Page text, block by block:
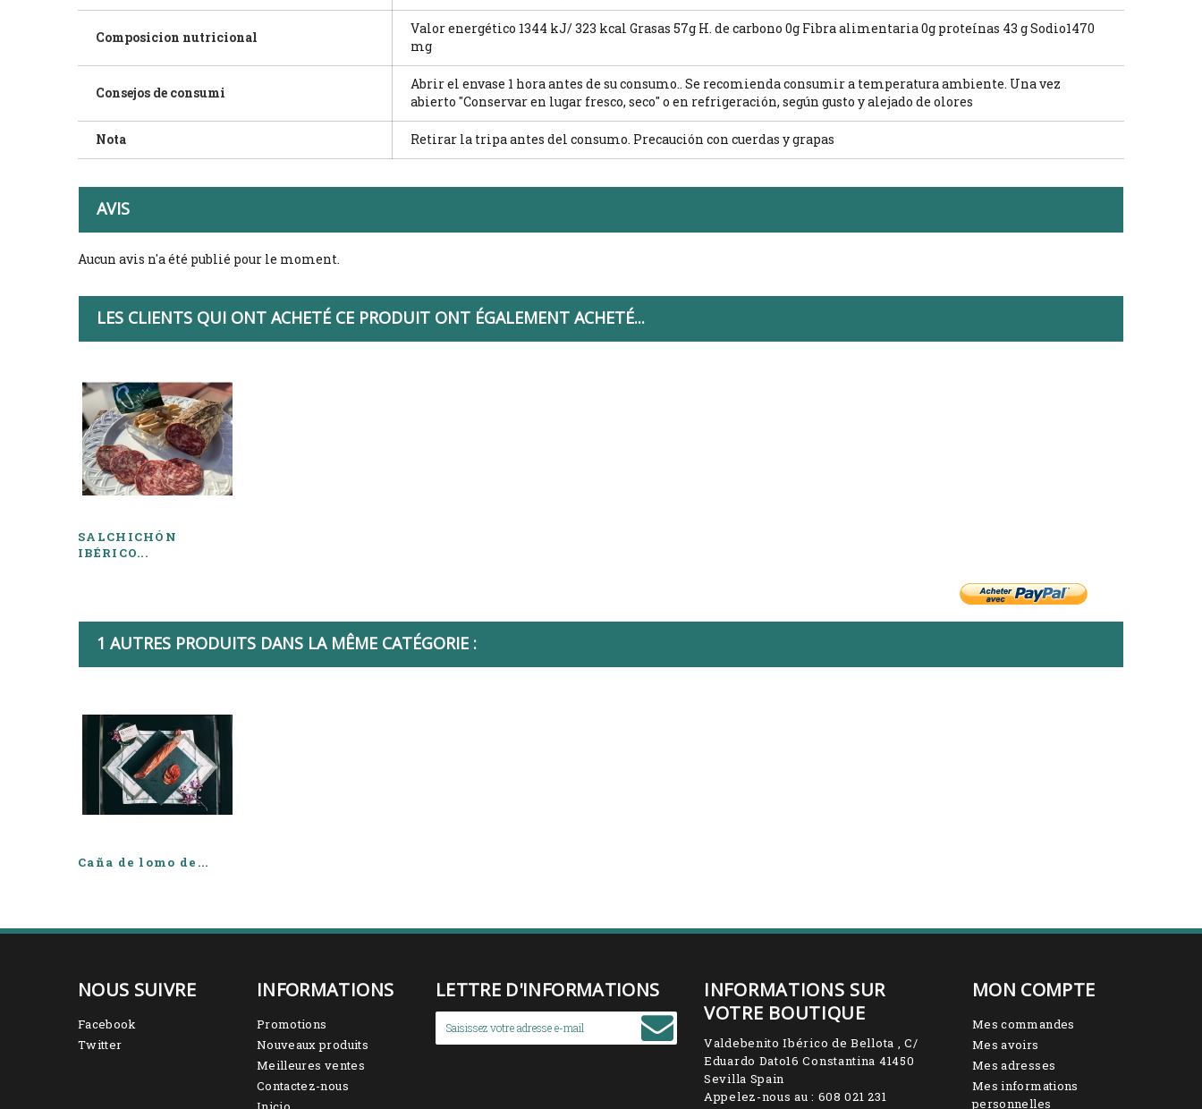
Composicion nutricional
Valor energético 1344 kJ/ 323 kcal Grasas 57g H. de carbono 0g Fibra alimentaria 0g proteínas 43 g Sodio1470
mg
Consejos de consumi
Abrir el envase 1 hora antes de su consumo.. Se recomienda consumir a temperatura ambiente. Una vez
abierto "Conservar en lugar fresco, seco" o en refrigeración, según gusto y alejado de olores
Nota Retirar la tripa antes del consumo. Precaución con cuerdas y grapas
AVIS
Aucun avis n'a été publié pour le moment.
LES CLIENTS QUI ONT ACHETÉ CE PRODUIT ONT ÉGALEMENT ACHETÉ...
SALCHICHÓN
IBÉRICO...
1 AUTRES PRODUITS DANS LA MÊME CATÉGORIE :
Caña de lomo de...
NOUS SUIVRE
Facebook
Twitter
INFORMATIONS
Promotions
Nouveaux produits
Meilleures ventes
Contactez-nous
LETTRE D'INFORMATIONS
INFORMATIONS SUR
VOTRE BOUTIQUE
Valdebenito Ibérico de Bellota , C/
Eduardo Dato16 Constantina 41450
Sevilla Spain
Appelez-nous au : 608 021 231
MON COMPTE
Mes commandes
Mes avoirs
Mes adresses
Mes informations
personnelles